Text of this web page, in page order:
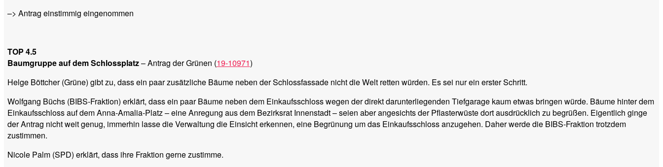
–> Antrag einstimmig eingenommen
TOP 4.5
Baumgruppe auf dem Schlossplatz– Antrag der Grünen (19-10971)
Helge Böttcher (Grüne) gibt zu, dass ein paar zusätzliche Bäume neben der Schlossfassade nicht die Welt retten würden. Es sei nur ein erster Schritt.
Wolfgang Büchs (BIBS-Fraktion) erklärt, dass ein paar Bäume neben dem Einkaufsschloss wegen der direkt darunterliegenden Tiefgarage kaum etwas bringen würde. Bäume hinter dem
Einkaufsschloss auf dem Anna-Amalia-Platz – eine Anregung aus dem Bezirksrat Innenstadt – seien aber angesichts der Pflasterwüste dort ausdrücklich zu begrüßen. Eigentlich ginge
der Antrag nicht weit genug, immerhin lasse die Verwaltung die Einsicht erkennen, eine Begrünung um das Einkaufsschloss anzugehen. Daher werde die BIBS-Fraktion trotzdem
zustimmen.
Nicole Palm (SPD) erklärt, dass ihre Fraktion gerne zustimme.